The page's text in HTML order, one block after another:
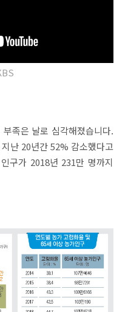
족은 날로 심각해졌습니다.
난 20년간 52% 감소했다고
구가 2018년 231만 명까지